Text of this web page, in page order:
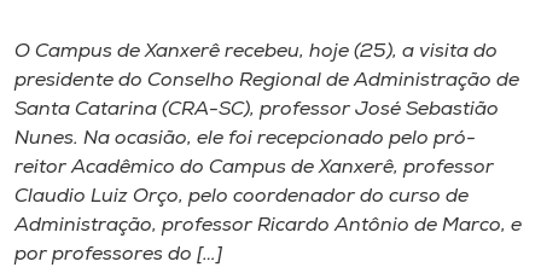
A
Unoesc
Internacionalização
I.nova
O Campus de Xanxerê recebeu, hoje (25), a visita do
presidente do Conselho Regional de Administração de
Santa Catarina (CRA-SC), professor José Sebastião
Nunes. Na ocasião, ele foi recepcionado pelo pró-
reitor Acadêmico do Campus de Xanxerê, professor
Claudio Luiz Orço, pelo coordenador do curso de
Administração, professor Ricardo Antônio de Marco, e
por professores do […]